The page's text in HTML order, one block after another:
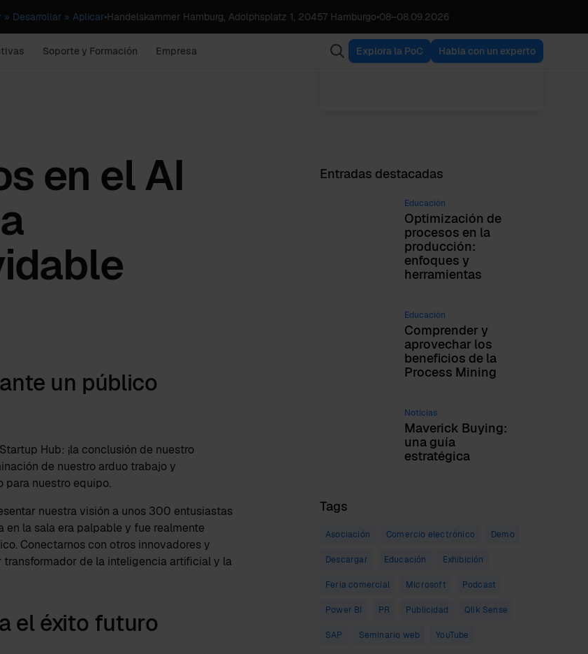
» Desarrollar » Aplicar•Handelskammer Hamburg, Adolphsplatz 1, 20457 Hamburgo•08–08.09.2026
Soporte y Formación Empresa Explora la PoC Habla con un experto
en el AI
un público
Hub: ¡la conclusión de nuestro
de nuestro arduo trabajo y
para nuestro equipo.
nuestra visión a unos 300 entusiastas
en la sala era palpable y fue realmente
Conectarnos con otros innovadores y
de la inteligencia artificial y la
el éxito futuro
Lucas M. Schroth
CEO & Founder
VER TODAS LAS
ENTRADAS
Entradas destacadas
Educación
Optimización de
procesos en la
producción:
enfoques y
herramientas
Educación
Comprender y
aprovechar los
beneficios de la
Process Mining
Noticias
Maverick Buying:
una guía
estratégica
Tags
Asociación Comercio electrónico Demo
Descargar Educación Exhibición
Feria comercial Microsoft Podcast
Power BI PR Publicidad Qlik Sense
SAP Seminario web YouTube